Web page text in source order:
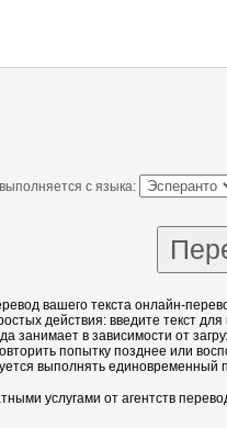
с языка:
вашего текста онлайн-
действия: введите текст
занимает в зависимости от
попытку позднее или
выполнять
услугами от агентств